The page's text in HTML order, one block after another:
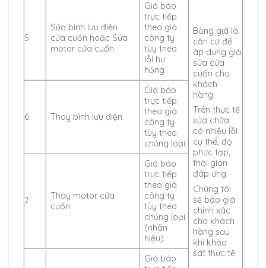
Bảng giá là
căn cứ để
áp dụng giá
sửa cửa
cuốn cho
khách
hàng.
Trên thực tế
sửa chữa
có nhiều lỗi
cụ thể, độ
phức tạp,
thời gian
đáp ứng.
Chúng tôi
sẽ báo giá
chính xác
cho khách
hàng sau
khi khảo
sát thực tế.
5
Sửa bình lưu điện
cửa cuốn hoặc Sửa
motor cửa cuốn
Giá báo
trực tiếp
theo giá
công ty
tùy theo
lỗi hư
hỏng
6 Thay bình lưu điện
Giá báo
trực tiếp
theo giá
công ty
tùy theo
chủng loại
7
Thay motor cửa
cuốn
Giá báo
trực tiếp
theo giá
công ty
tùy theo
chủng loại
(nhãn
hiệu)
Giá báo